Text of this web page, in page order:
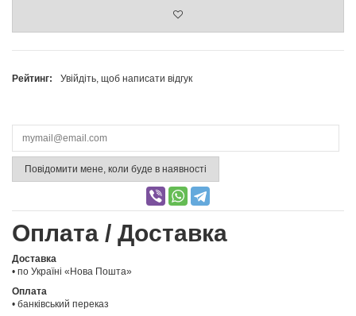
Рейтинг: Увійдіть, щоб написати відгук
Повідомити мене, коли буде в наявності
Оплата / Доставка
Доставка
• по Україні «Нова Пошта»
Оплата
• банківський переказ